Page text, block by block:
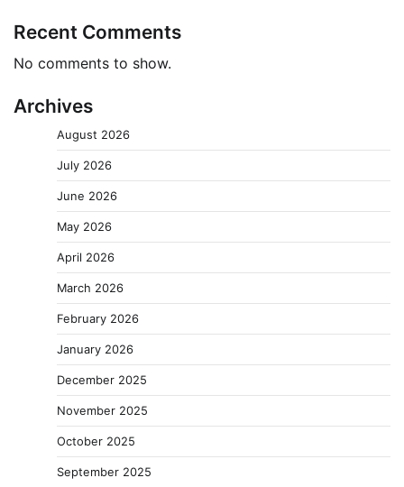
Recent Comments
No comments to show.
Archives
August 2026
July 2026
June 2026
May 2026
April 2026
March 2026
February 2026
January 2026
December 2025
November 2025
October 2025
September 2025